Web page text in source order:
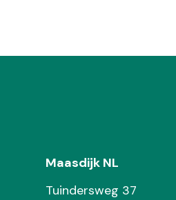
Maasdijk NL
Tuindersweg 37